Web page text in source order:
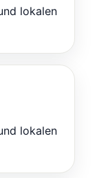
lokalen
lokalen